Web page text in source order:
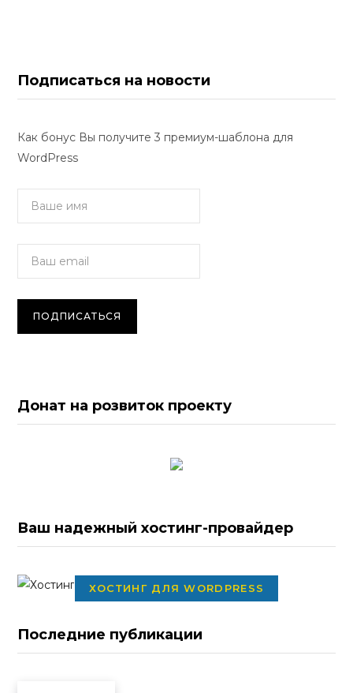
Подписаться на новости
Как бонус Вы получите 3 премиум-шаблона для
WordPress
Донат на розвиток проекту
Ваш надежный хостинг-провайдер
ХОСТИНГ ДЛЯ WORDPRESS
Последние публикации